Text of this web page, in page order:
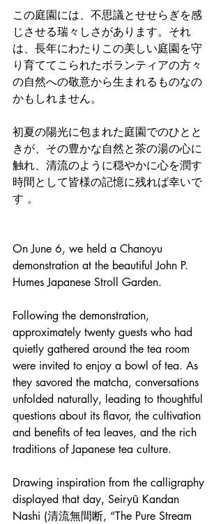
この庭園には、不思議とせせらぎを感
じさせる瑞々しさがあります。それ
は、長年にわたりこの美しい庭園を守
り育ててこられたボランティアの方々
の自然への敬意から生まれるものなの
かもしれません。
初夏の陽光に包まれた庭園でのひとと
きが、その豊かな自然と茶の湯の心に
触れ、清流のように穏やかに心を潤す
時間として皆様の記憶に残れば幸いで
す 。
On June 6, we held a Chanoyu
demonstration at the beautiful John P.
Humes Japanese Stroll Garden.
Following the demonstration,
approximately twenty guests who had
quietly gathered around the tea room
were invited to enjoy a bowl of tea. As
they savored the matcha, conversations
unfolded naturally, leading to thoughtful
questions about its flavor, the cultivation
and benefits of tea leaves, and the rich
traditions of Japanese tea culture.
Drawing inspiration from the calligraphy
displayed that day, Seiryū Kandan
Nashi (清流無間断, “The Pure Stream